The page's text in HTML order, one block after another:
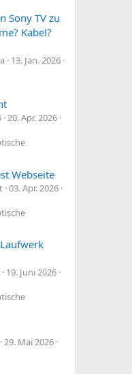
Sony TV zu
Kabel?
13. Jan. 2026
20. Apr. 2026
Webseite
03. Apr. 2026
19. Juni 2026
29. Mai 2026